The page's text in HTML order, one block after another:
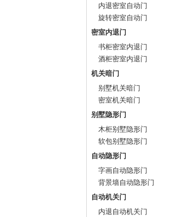
内退密室自动门
旋转密室自动门
密室内退门
书柜密室内退门
酒柜密室内退门
机关暗门
别墅机关暗门
密室机关暗门
别墅隐形门
木柜别墅隐形门
软包别墅隐形门
自动隐形门
字画自动隐形门
背景墙自动隐形门
自动机关门
内退自动机关门